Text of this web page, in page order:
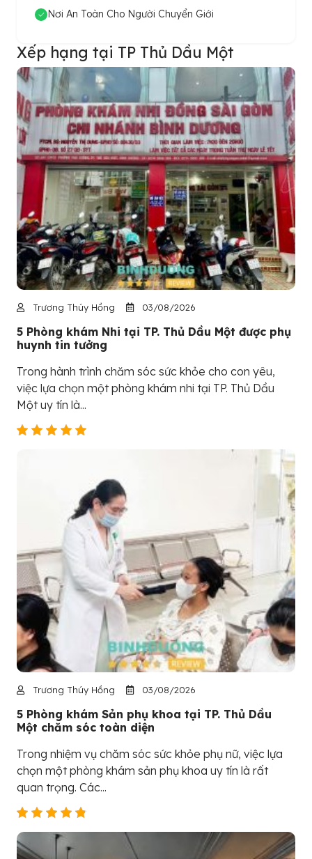
Nơi An Toàn Cho Người Chuyển Giới
Xếp hạng tại TP Thủ Dầu Một
Trương Thúy Hồng 03/08/2026
5 Phòng khám Nhi tại TP. Thủ Dầu Một được phụ
huynh tin tưởng
Trong hành trình chăm sóc sức khỏe cho con yêu,
việc lựa chọn một phòng khám nhi tại TP. Thủ Dầu
Một uy tín là...
Trương Thúy Hồng 03/08/2026
5 Phòng khám Sản phụ khoa tại TP. Thủ Dầu
Một chăm sóc toàn diện
Trong nhiệm vụ chăm sóc sức khỏe phụ nữ, việc lựa
chọn một phòng khám sản phụ khoa uy tín là rất
quan trọng. Các...